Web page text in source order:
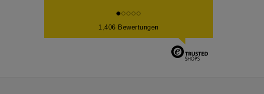
1,406 Bewertungen